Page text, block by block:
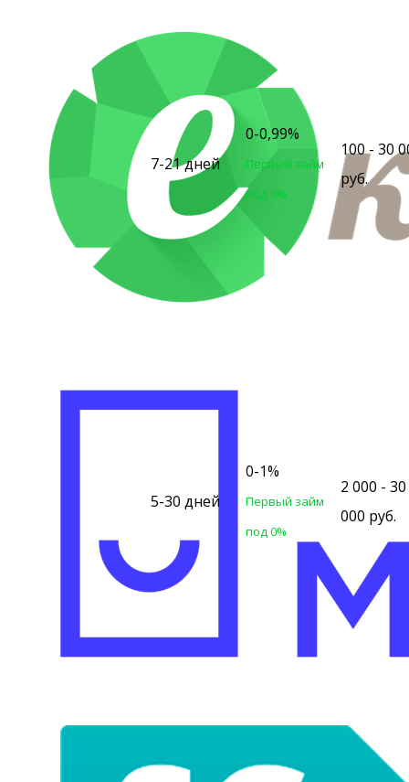
7-21 дней
0-0,99%
Первый займ
под 0%
100 - 30
руб.
5-30 дней
0-1%
Первый займ
под 0%
2 000 - 30
000 руб.